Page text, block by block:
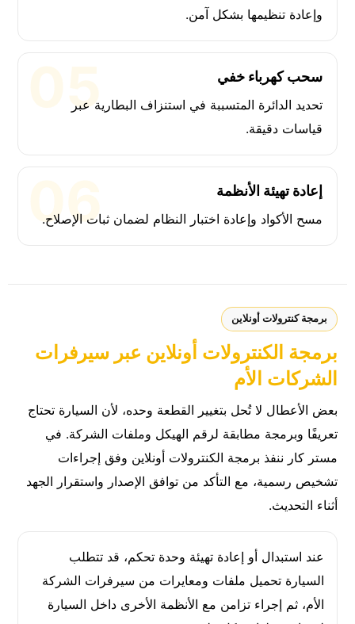
وإعادة تنظيمها بشكل آمن.
سحب كهرباء خفي
تحديد الدائرة المتسببة في استنزاف البطارية عبر
قياسات دقيقة.
إعادة تهيئة الأنظمة
مسح الأكواد وإعادة اختبار النظام لضمان ثبات الإصلاح.
برمجة كنترولات أونلاين
برمجة الكنترولات أونلاين عبر سيرفرات
الشركات الأم
بعض الأعطال لا تُحل بتغيير القطعة وحده، لأن السيارة تحتاج
تعريفًا وبرمجة مطابقة لرقم الهيكل وملفات الشركة. في
مستر كار ننفذ برمجة الكنترولات أونلاين وفق إجراءات
تشخيص رسمية، مع التأكد من توافق الإصدار واستقرار الجهد
أثناء التحديث.
عند استبدال أو إعادة تهيئة وحدة تحكم، قد تتطلب
السيارة تحميل ملفات ومعايرات من سيرفرات الشركة
الأم، ثم إجراء تزامن مع الأنظمة الأخرى داخل السيارة